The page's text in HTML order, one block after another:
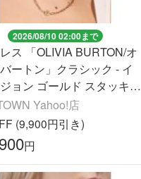
2026/08/10 02:00まで
ス 「OLIVIA BURTON/オ
ートン」クラシック - イ
ョン ゴールド スタッキン
レス セット レディース
Yahoo!店
(9,900円引き)
円